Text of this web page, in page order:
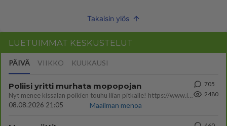
Takaisin ylös
LUETUIMMAT KESKUSTELUT
PÄIVÄ VIIKKO KUUKAUSI
Poliisi yritti murhata mopopojan
Nyt menee kissalan poikien touhu liian pitkälle! https://www.is.fi/kotimaa/art-2000012193221.html Karu video mopomiiti
08.08.2026 21:05
Maailman menoa
705
2480